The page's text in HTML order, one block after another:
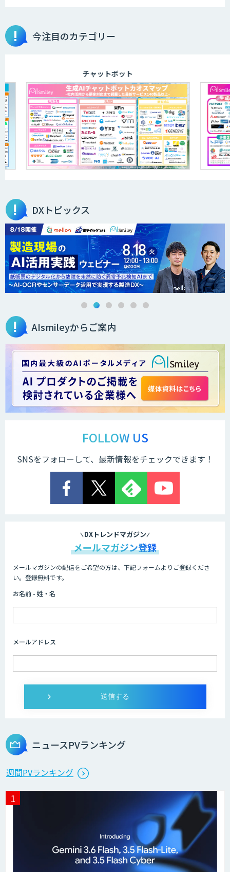
aiDAPTIV+
アリストルの法人向けAI研修
ELYZA Works with KDDI
医療文書作成を効率化する生成
AI「OPTiM AI ホスピタル」
オーダーメイドAI人材育成研修
Brain Plus for Sales
データ分析/AI開発/コンサルティング
STORM Platform
AIコール
imprai ezKotae
Microcosm×AIエンジニアでオンプレミ
スのAI導入支援サービス
生成AI活用 1day ブートキャンプ
データ分析エージェント
今注目のカテゴリー
チャットボット
DXトピックス
AIsmileyからご案内
FOLLOW US
SNSをフォローして、最新情報をチェックできます！
DXトレンドマガジン
メールマガジン登録
メールマガジンの配信をご希望の方は、下記フォームよりご登録くださ
い。登録無料です。
お名前 - 姓・名
メールアドレス
ニュースPVランキング
週間PVランキング